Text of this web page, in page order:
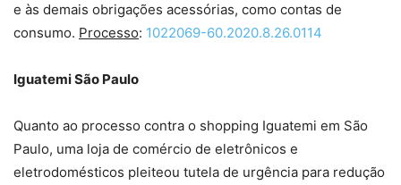
e às demais obrigações acessórias, como contas de
consumo. Processo: 1022069-60.2020.8.26.0114
Iguatemi São Paulo
Quanto ao processo contra o shopping Iguatemi em São
Paulo, uma loja de comércio de eletrônicos e
eletrodomésticos pleiteou tutela de urgência para redução